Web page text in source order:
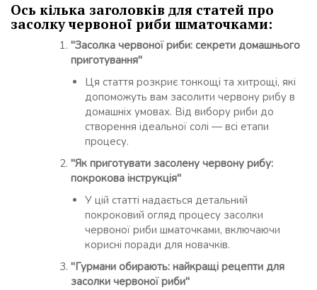
Ось кілька заголовків для статей про
засолку червоної риби шматочками:
"Засолка червоної риби: секрети домашнього
приготування"
Ця стаття розкриє тонкощі та хитрощі, які
допоможуть вам засолити червону рибу в
домашніх умовах. Від вибору риби до
створення ідеальної солі — всі етапи
процесу.
"Як приготувати засолену червону рибу:
покрокова інструкція"
У цій статті надається детальний
покроковий огляд процесу засолки
червоної риби шматочками, включаючи
корисні поради для новачків.
"Гурмани обирають: найкращі рецепти для
засолки червоної риби"